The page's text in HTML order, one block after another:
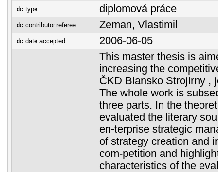
dc.type diplomová práce
dc.contributor.referee Zeman, Vlastimil
dc.date.accepted 2006-06-05
This master thesis is
increasing the
ČKD Blansko Strojírny ,
The whole work is
three parts. In the
evaluated the literary
en-terprise strategic
of strategy creation and
com-petition and
characteristics of the